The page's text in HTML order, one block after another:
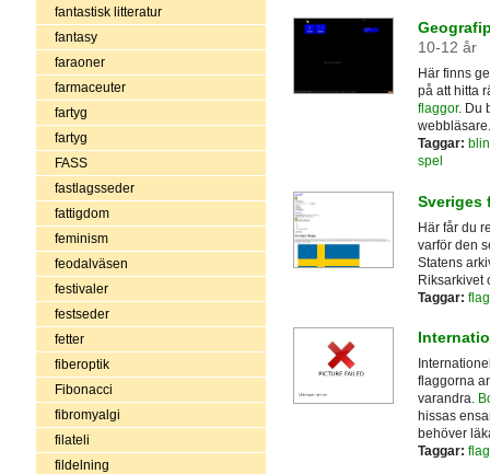
fantastisk litteratur
fantasy
faraoner
farmaceuter
fartyg
fartyg
FASS
fastlagsseder
fattigdom
feminism
feodalväsen
festivaler
festseder
fetter
fiberoptik
Fibonacci
fibromyalgi
filateli
fildelning
10-12 år
Här finns
på att hitta
flaggor. Du
webbläsare.
Taggar:
spel
Sveriges
Här får du
varför den
Statens
Riksarkivet
Taggar:
flaggorna
varandra.
hissas
behöver
Taggar: